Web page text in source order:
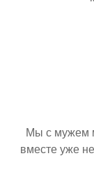
Мы с мужем
вместе уже